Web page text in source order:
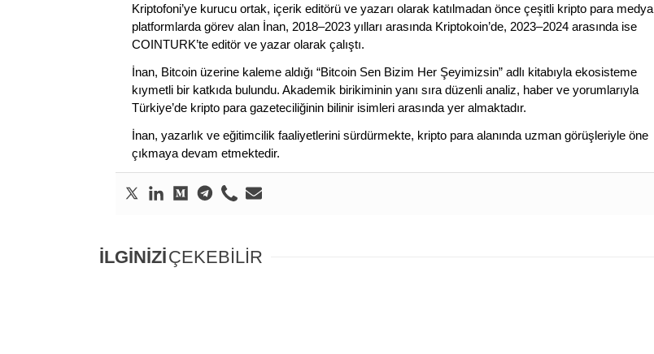
Kriptofoni’ye kurucu ortak, içerik editörü ve yazarı olarak katılmadan önce çeşitli kripto para medya
platformlarda görev alan İnan, 2018–2023 yılları arasında Kriptokoin’de, 2023–2024 arasında ise
COINTURK’te editör ve yazar olarak çalıştı.
İnan, Bitcoin üzerine kaleme aldığı “Bitcoin Sen Bizim Her Şeyimizsin” adlı kitabıyla ekosisteme
kıymetli bir katkıda bulundu. Akademik birikiminin yanı sıra düzenli analiz, haber ve yorumlarıyla
Türkiye’de kripto para gazeteciliğinin bilinir isimleri arasında yer almaktadır.
İnan, yazarlık ve eğitimcilik faaliyetlerini sürdürmekte, kripto para alanında uzman görüşleriyle öne
çıkmaya devam etmektedir.
İLGİNİZİÇEKEBİLİR